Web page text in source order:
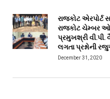
રાજકોટ એરપોર્ટ
રાજકોટ ચેમ્બર
પ્રમુખશ્રી
લગતા પ્રશ્નોની
December 31, 2020